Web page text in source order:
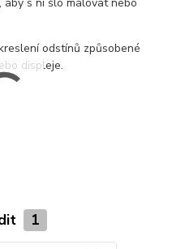
odstínů způsobené
displeje.
1